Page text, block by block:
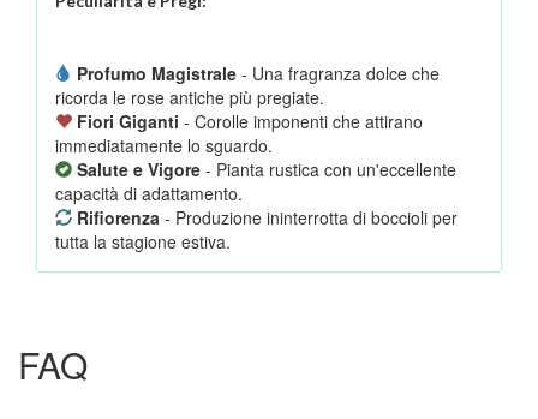
Profumo Magistrale - Una fragranza dolce che
ricorda le rose antiche più pregiate.
Fiori Giganti - Corolle imponenti che attirano
immediatamente lo sguardo.
Salute e Vigore - Pianta rustica con un'eccellente
capacità di adattamento.
Rifiorenza - Produzione ininterrotta di boccioli per
tutta la stagione estiva.
FAQ